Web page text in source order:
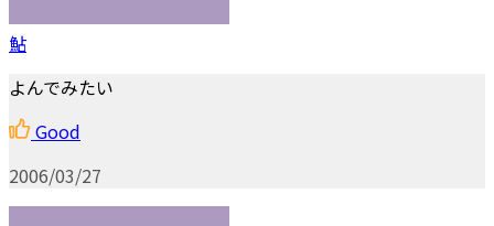
鮎
よんでみたい
Good
2006/03/27